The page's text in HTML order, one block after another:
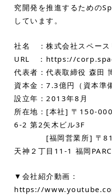
究開発を推進するための
しています。
社名 ：株式会社スペース
URL ： https://
代表者：代表取締役 森田
資本金：7.3億円（資本準
設立年：2013年8月
所在地：[本社] 〒150-
6-2 第2矢木ビル3F
[福岡営業所] 〒
天神２丁目11-1 福岡
▼会社紹介動画：
https://